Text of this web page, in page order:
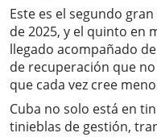
Este es el segundo
de 2025, y el quinto en
llegado acompañado
de recuperación que
que cada vez cree
Cuba no solo está en
tinieblas de gestión,